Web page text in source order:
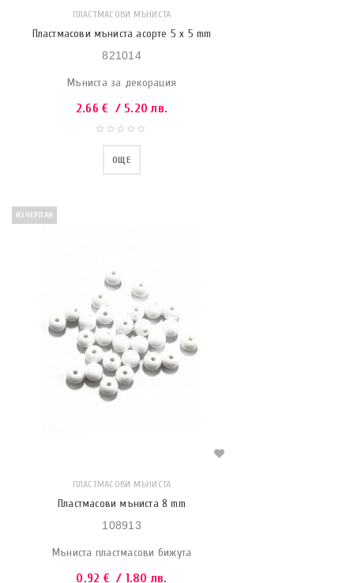
ПЛАСТМАСОВИ МЪНИСТА
Пластмасови мъниста асорте 5 x 5 mm
821014
Мъниста за декорация
2.66€ / 5.20 лв.
ОЩЕ
ИЗЧЕРПАН
ПЛАСТМАСОВИ МЪНИСТА
Пластмасови мъниста 8 mm
108913
Мъниста пластмасови бижута
0.92 € / 1.80 лв.